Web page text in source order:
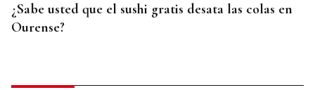
¿Sabe usted que el sushi gratis desata las colas en
Ourense?